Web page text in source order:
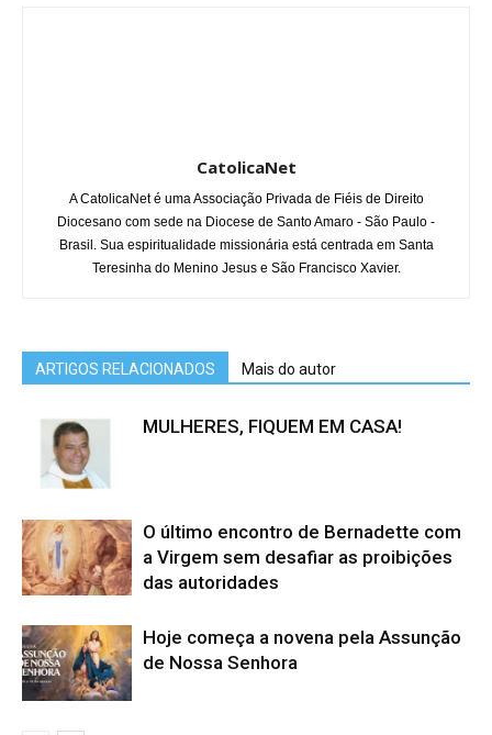
CatolicaNet
A CatolicaNet é uma Associação Privada de Fiéis de Direito
Diocesano com sede na Diocese de Santo Amaro - São Paulo -
Brasil. Sua espiritualidade missionária está centrada em Santa
Teresinha do Menino Jesus e São Francisco Xavier.
ARTIGOS RELACIONADOS Mais do autor
MULHERES, FIQUEM EM CASA!
O último encontro de Bernadette com
a Virgem sem desafiar as proibições
das autoridades
Hoje começa a novena pela Assunção
de Nossa Senhora